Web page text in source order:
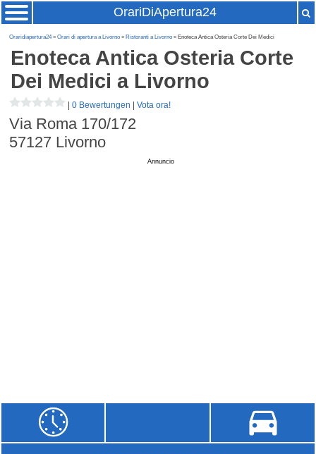
OrariDiApertura24
Oraridiapertura24»Orari di apertura a Livorno » Ristoranti a Livorno » Enoteca Antica Osteria Corte Dei Medici
Enoteca Antica Osteria Corte
Dei Medici a Livorno
|0 Bewertungen |Vota ora!
Via Roma 170/172
57127 Livorno
Annuncio